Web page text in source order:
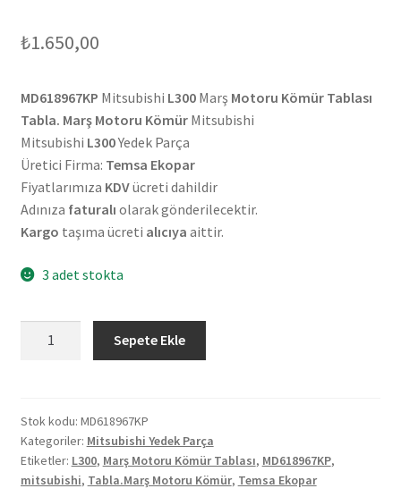
₺1.650,00
MD618967KP Mitsubishi L300Marş Motoru Kömür Tablası
Tabla. Marş Motoru KömürMitsubishi
Mitsubishi L300Yedek Parça
Üretici Firma: Temsa Ekopar
Fiyatlarımıza KDVücreti dahildir
Adınıza faturalı olarak gönderilecektir.
Kargo taşıma ücreti alıcıya aittir.
3 adet stokta
Kömür
Tablası
MD618967KP
adet
Sepete Ekle
Stok kodu: MD618967KP
Kategoriler: Mitsubishi Yedek Parça
Etiketler: L300, Marş Motoru Kömür Tablası, MD618967KP,
mitsubishi, Tabla.Marş Motoru Kömür, Temsa Ekopar